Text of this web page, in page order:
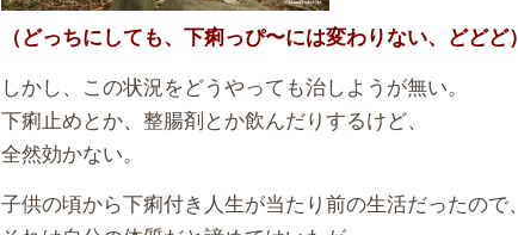
（どっちにしても、下痢っぴ〜には変わりない、どどど）
しかし、この状況をどうやっても治しようが無い。
下痢止めとか、整腸剤とか飲んだりするけど、
全然効かない。
子供の頃から下痢付き人生が当たり前の生活だったので、